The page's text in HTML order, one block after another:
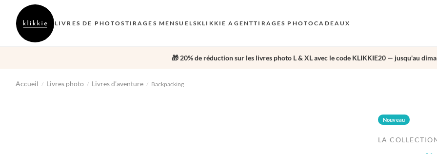
LIVRES DE PHOTOS TIRAGES MENSUELS KLIKKIE AGENTTIRAGES PHOTOCADEAUX
🎁 20% de réduction sur les livres photo L & XL avec le code KLIKKIE20 — jusqu'au
Accueil / Livres photo / Livres d'aventure / Backpacking
Nouveau
LA